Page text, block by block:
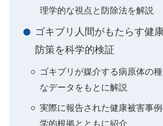
理学的な視点と防除法を解説
ゴキブリ人間がもたらす健
防策を科学的検証
ゴキブリが媒介する病原体の
なデータをもとに解説
実際に報告された健康被害事
学的根拠とともに紹介